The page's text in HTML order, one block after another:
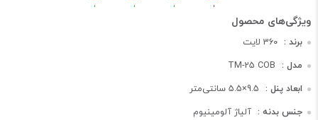
برند : 360 لایت
مدل : TM-25 COB
ابعاد پنل : 9.5×5.5 سانتی‌متر
جنس بدنه : آلیاژ آلومینیوم